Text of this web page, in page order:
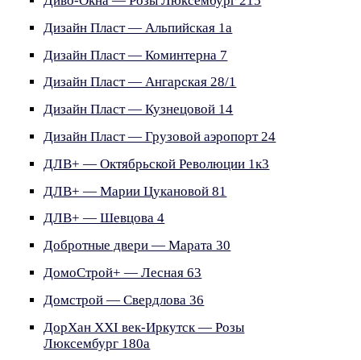
Дизайн Пласт — Альпийская 1а
Дизайн Пласт — Коминтерна 7
Дизайн Пласт — Ангарская 28/1
Дизайн Пласт — Кузнецовой 14
Дизайн Пласт — Грузовой аэропорт 24
ДЛВ+ — Октябрьской Революции 1к3
ДЛВ+ — Марии Цукановой 81
ДЛВ+ — Шевцова 4
Добротные двери — Марата 30
ДомоСтрой+ — Лесная 63
Домстрой — Свердлова 36
ДорХан XXI век-Иркутск — Розы
Люксембург 180а